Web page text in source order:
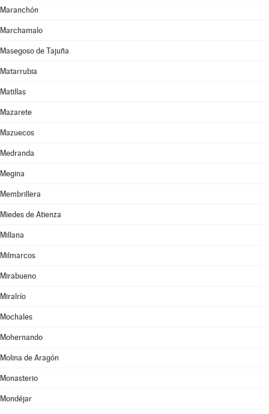
Maranchón
Marchamalo
Masegoso de Tajuña
Matarrubia
Matillas
Mazarete
Mazuecos
Medranda
Megina
Membrillera
Miedes de Atienza
Millana
Milmarcos
Mirabueno
Miralrío
Mochales
Mohernando
Molina de Aragón
Monasterio
Mondéjar